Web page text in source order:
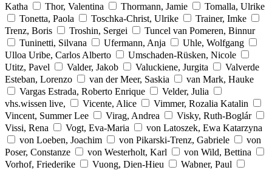
Katha
Thor, Valentina Thormann, Jamie
Tomalla, Ulrike
Tonetta, Paola
Toschka-Christ, Ulrike
Trainer, Imke
Trenz, Boris
Troshin, Sergei
Tuncel van Pomeren, Binnur
Tuninetti, Silvana
Ufermann, Anja
Uhle, Wolfgang
Ulloa Uribe, Carlos Alberto
Umschaden-Rüsken, Nicole
Utitz, Pavel
Valder, Jakob Valuckiene, Jurgita
Valverde
Esteban, Lorenzo
van der Meer, Saskia
van Mark, Hauke
Vargas Estrada, Roberto Enrique
Velder, Julia
vhs.wissen live,
Vicente, Alice
Vimmer, Rozalia Katalin
Vincent, Summer Lee
Virag, Andrea
Visky, Ruth-Boglár
Vissi, Rena
Vogt, Eva-Maria
von Latoszek, Ewa Katarzyna
von Loeben, Joachim
von Pikarski-Trenz, Gabriele
von
Poser, Constanze
von Westerholt, Karl
von Wild, Bettina
Vorhof, Friederike
Vuong, Dien-Hieu
Wabner, Paul